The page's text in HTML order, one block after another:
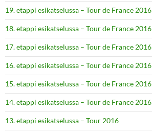
19. etappi esikatselussa – Tour de France 2016
18. etappi esikatselussa – Tour de France 2016
17. etappi esikatselussa – Tour de France 2016
16. etappi esikatselussa – Tour de France 2016
15. etappi esikatselussa – Tour de France 2016
14. etappi esikatselussa – Tour de France 2016
13. etappi esikatselussa – Tour 2016